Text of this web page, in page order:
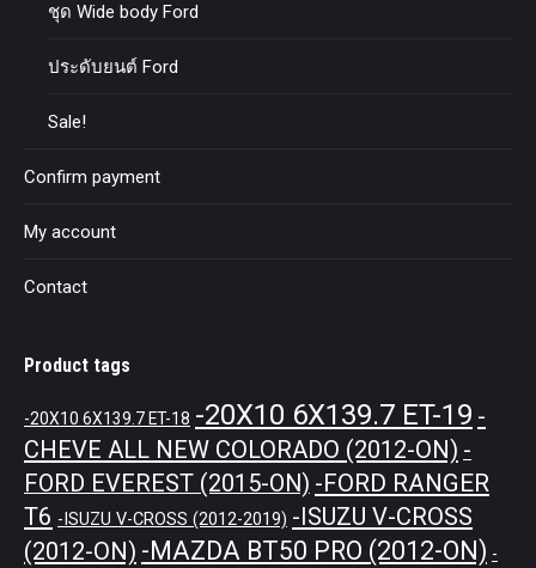
ชุด Wide body Ford
ประดับยนต์ Ford
Sale!
Confirm payment
My account
Contact
Product tags
-20X10 6X139.7 ET-18 -20X10 6X139.7 ET-19 -
CHEVE ALL NEW COLORADO (2012-ON) -
FORD EVEREST (2015-ON) -FORD RANGER
T6 -ISUZU V-CROSS (2012-2019) -ISUZU V-CROSS
(2012-ON) -MAZDA BT50 PRO (2012-ON) -